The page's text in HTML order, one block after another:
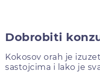
Dobrobiti
Kokosov orah je
sastojcima i lako je